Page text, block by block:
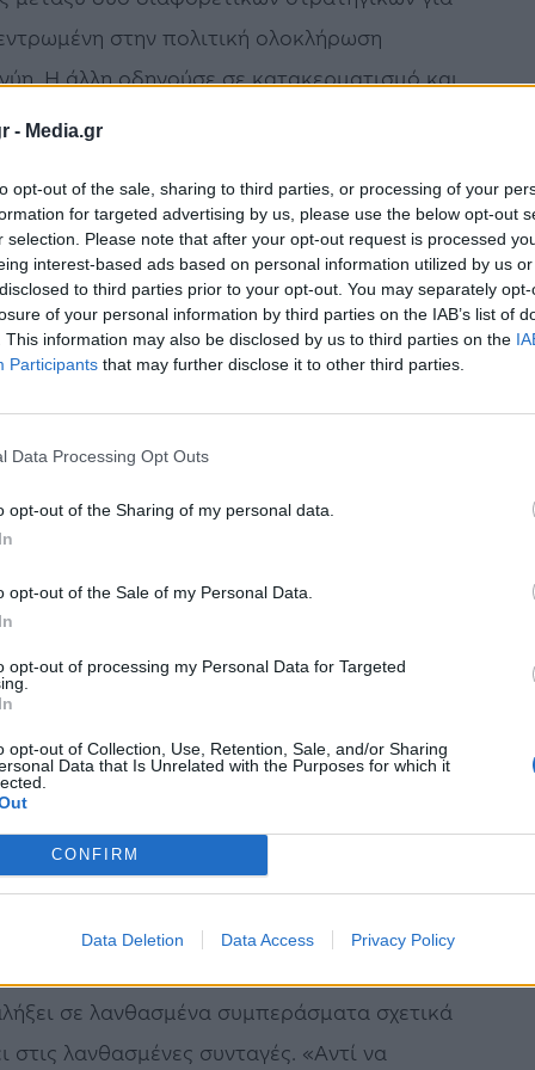
- Media.gr
opt-out of the sale, sharing to third parties, or processing of your
for targeted advertising by us, please use the below opt-out
selection. Please note that after your opt-out request is processed
interest-based ads based on personal information utilized by us
to third parties prior to your opt-out. You may separately
of your personal information by third parties on the IAB’s list of
This information may also be disclosed by us to third parties on the
Participants that may further disclose it to other third parties.
Data Processing Opt Outs
opt-out of the Sharing of my personal data.
opt-out of the Sale of my Personal Data.
opt-out of processing my Personal Data for Targeted
opt-out of Collection, Use, Retention, Sale, and/or Sharing
Data that Is Unrelated with the Purposes for which it
CONFIRM
Data Deletion Data Access Privacy Policy
στην πολιτική ολοκλήρωση
Η άλλη οδηγούσε σε κατακερματισμό και
κορυφής, είχε προσπαθήσει να μεταπείσει
αυτή είναι η μέθοδος να αντιμετωπιστεί
χρειαστεί οι χώρες τους να έρθουν
της σημερινής κρίσης, ο κ. Τσίπρας
αποδειχθεί εκείνο το άρθρο και δεν ξέρει
συναδέλφους τους. «Παρόλο που οι
την Ελλάδα, δεν πιστεύω ότι το
κίνδυνος “οι καμπάνες” να
παρά τις γαλλικές προσπάθειες, ο
βραχύβιος», αναφέρει.
η καμπάνα (ΙΙ)», σχολιάζει ότι πάλι η
του Χεμινγουέι και προειδοποιεί εκ νέου:
Αλλά είναι σαν να έχουμε πόλεμο. Οι
και με απόλυτους όρους. Προτεραιότητα,
ζωές δεν ξανάρχονται. Τα χρέη
και μετά από πραγματικό πόλεμο, το
συνθήκες έκτακτης ανάγκης
σε λανθασμένα συμπεράσματα σχετικά
στις λανθασμένες συνταγές. «Αντί να